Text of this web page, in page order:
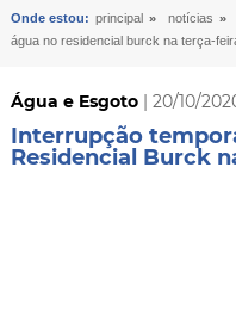
Onde estou: principal » notícias »
água no residencial burck na terça-
Água e Esgoto| 20/10/
Interrupção
Residencial Burck